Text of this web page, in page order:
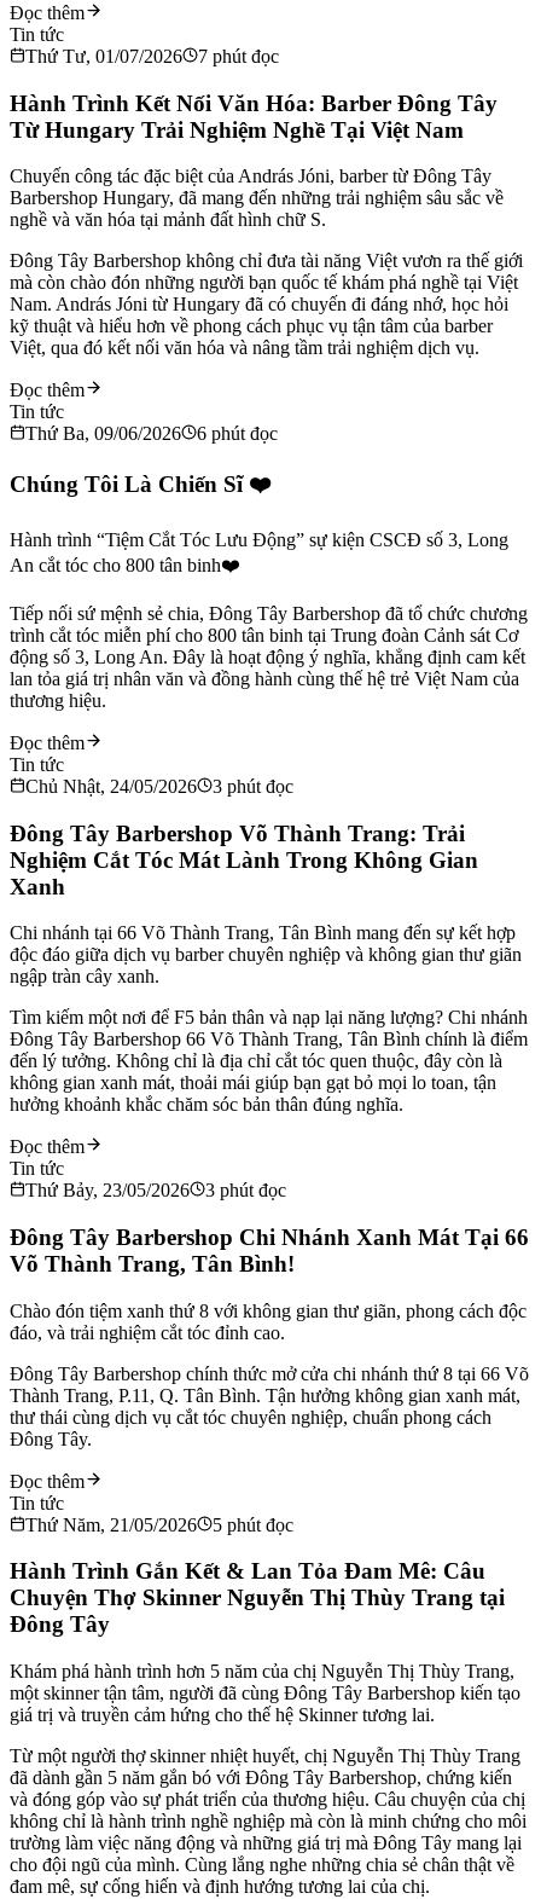
Đọc thêm
Tin tức
Thứ Tư, 01/07/2026
7 phút đọc
Hành Trình Kết Nối Văn Hóa: Barber Đông Tây
Từ Hungary Trải Nghiệm Nghề Tại Việt Nam
Chuyến công tác đặc biệt của András Jóni, barber từ Đông Tây
Barbershop Hungary, đã mang đến những trải nghiệm sâu sắc về
nghề và văn hóa tại mảnh đất hình chữ S.
Đông Tây Barbershop không chỉ đưa tài năng Việt vươn ra thế giới
mà còn chào đón những người bạn quốc tế khám phá nghề tại Việt
Nam. András Jóni từ Hungary đã có chuyến đi đáng nhớ, học hỏi
kỹ thuật và hiểu hơn về phong cách phục vụ tận tâm của barber
Việt, qua đó kết nối văn hóa và nâng tầm trải nghiệm dịch vụ.
Đọc thêm
Tin tức
Thứ Ba, 09/06/2026
6 phút đọc
Chúng Tôi Là Chiến Sĩ ❤️
Hành trình “Tiệm Cắt Tóc Lưu Động” sự kiện CSCĐ số 3, Long
An cắt tóc cho 800 tân binh❤️
Tiếp nối sứ mệnh sẻ chia, Đông Tây Barbershop đã tổ chức chương
trình cắt tóc miễn phí cho 800 tân binh tại Trung đoàn Cảnh sát Cơ
động số 3, Long An. Đây là hoạt động ý nghĩa, khẳng định cam kết
lan tỏa giá trị nhân văn và đồng hành cùng thế hệ trẻ Việt Nam của
thương hiệu.
Đọc thêm
Tin tức
Chủ Nhật, 24/05/2026
3 phút đọc
Đông Tây Barbershop Võ Thành Trang: Trải
Nghiệm Cắt Tóc Mát Lành Trong Không Gian
Xanh
Chi nhánh tại 66 Võ Thành Trang, Tân Bình mang đến sự kết hợp
độc đáo giữa dịch vụ barber chuyên nghiệp và không gian thư giãn
ngập tràn cây xanh.
Tìm kiếm một nơi để F5 bản thân và nạp lại năng lượng? Chi nhánh
Đông Tây Barbershop 66 Võ Thành Trang, Tân Bình chính là điểm
đến lý tưởng. Không chỉ là địa chỉ cắt tóc quen thuộc, đây còn là
không gian xanh mát, thoải mái giúp bạn gạt bỏ mọi lo toan, tận
hưởng khoảnh khắc chăm sóc bản thân đúng nghĩa.
Đọc thêm
Tin tức
Thứ Bảy, 23/05/2026
3 phút đọc
Đông Tây Barbershop Chi Nhánh Xanh Mát Tại 66
Võ Thành Trang, Tân Bình!
Chào đón tiệm xanh thứ 8 với không gian thư giãn, phong cách độc
đáo, và trải nghiệm cắt tóc đỉnh cao.
Đông Tây Barbershop chính thức mở cửa chi nhánh thứ 8 tại 66 Võ
Thành Trang, P.11, Q. Tân Bình. Tận hưởng không gian xanh mát,
thư thái cùng dịch vụ cắt tóc chuyên nghiệp, chuẩn phong cách
Đông Tây.
Đọc thêm
Tin tức
Thứ Năm, 21/05/2026
5 phút đọc
Hành Trình Gắn Kết & Lan Tỏa Đam Mê: Câu
Chuyện Thợ Skinner Nguyễn Thị Thùy Trang tại
Đông Tây
Khám phá hành trình hơn 5 năm của chị Nguyễn Thị Thùy Trang,
một skinner tận tâm, người đã cùng Đông Tây Barbershop kiến tạo
giá trị và truyền cảm hứng cho thế hệ Skinner tương lai.
Từ một người thợ skinner nhiệt huyết, chị Nguyễn Thị Thùy Trang
đã dành gần 5 năm gắn bó với Đông Tây Barbershop, chứng kiến
và đóng góp vào sự phát triển của thương hiệu. Câu chuyện của chị
không chỉ là hành trình nghề nghiệp mà còn là minh chứng cho môi
trường làm việc năng động và những giá trị mà Đông Tây mang lại
cho đội ngũ của mình. Cùng lắng nghe những chia sẻ chân thật về
đam mê, sự cống hiến và định hướng tương lai của chị.